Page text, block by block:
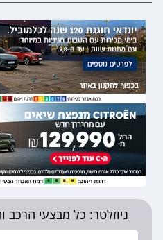
ניוזלטר: כל מבצעי הרכב